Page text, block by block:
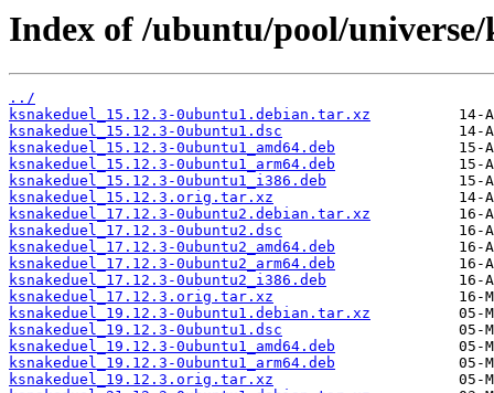
Index of /ubuntu/pool/
../
ksnakeduel_15.12.3-0ubuntu1.debian.tar.xz
ksnakeduel_15.12.3-0ubuntu1.dsc
ksnakeduel_15.12.3-0ubuntu1_amd64.deb
ksnakeduel_15.12.3-0ubuntu1_arm64.deb
ksnakeduel_15.12.3-0ubuntu1_i386.deb
ksnakeduel_15.12.3.orig.tar.xz
ksnakeduel_17.12.3-0ubuntu2.debian.tar.xz
ksnakeduel_17.12.3-0ubuntu2.dsc
ksnakeduel_17.12.3-0ubuntu2_amd64.deb
ksnakeduel_17.12.3-0ubuntu2_arm64.deb
ksnakeduel_17.12.3-0ubuntu2_i386.deb
ksnakeduel_17.12.3.orig.tar.xz
ksnakeduel_19.12.3-0ubuntu1.debian.tar.xz
ksnakeduel_19.12.3-0ubuntu1.dsc
ksnakeduel_19.12.3-0ubuntu1_amd64.deb
ksnakeduel_19.12.3-0ubuntu1_arm64.deb
ksnakeduel_19.12.3.orig.tar.xz